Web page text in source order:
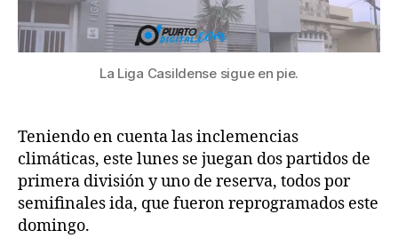
La Liga Casildense sigue en pie.
Teniendo en cuenta las inclemencias
climáticas, este lunes se juegan dos partidos de
primera división y uno de reserva, todos por
semifinales ida, que fueron reprogramados este
domingo.